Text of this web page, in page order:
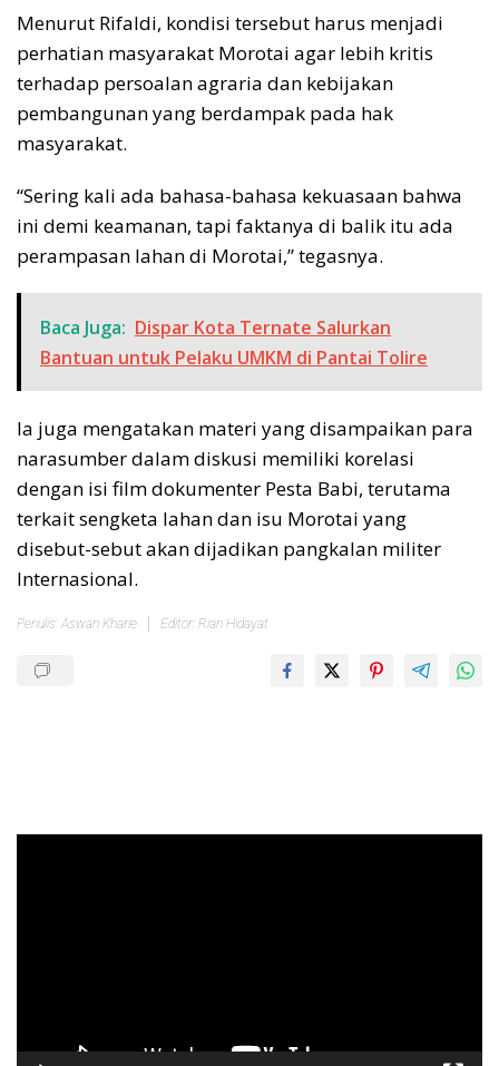
Menurut Rifaldi, kondisi tersebut harus menjadi
perhatian masyarakat Morotai agar lebih kritis
terhadap persoalan agraria dan kebijakan
pembangunan yang berdampak pada hak
masyarakat.
“Sering kali ada bahasa-bahasa kekuasaan bahwa
ini demi keamanan, tapi faktanya di balik itu ada
perampasan lahan di Morotai,” tegasnya.
Baca Juga: Dispar Kota Ternate Salurkan
Bantuan untuk Pelaku UMKM di Pantai Tolire
Ia juga mengatakan materi yang disampaikan para
narasumber dalam diskusi memiliki korelasi
dengan isi film dokumenter Pesta Babi, terutama
terkait sengketa lahan dan isu Morotai yang
disebut-sebut akan dijadikan pangkalan militer
Internasional.
Penulis: Aswan Kharie Editor: Rian Hidayat